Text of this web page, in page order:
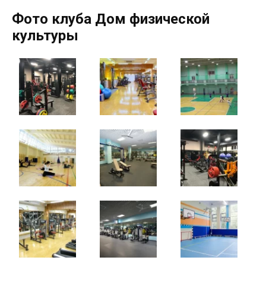
Фото клуба Дом физической
культуры